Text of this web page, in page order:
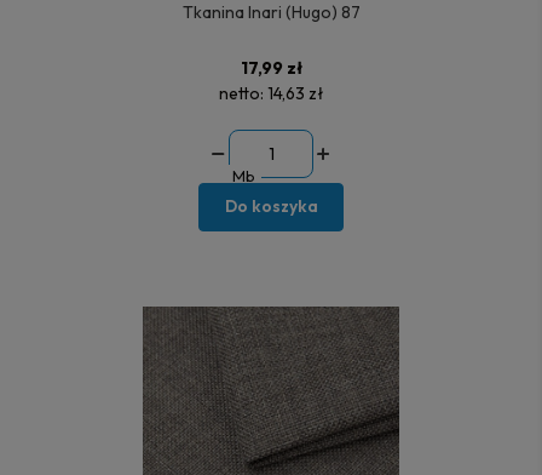
Tkanina Inari (Hugo) 87
17,99 zł
netto: 14,63 zł
Mb
Do koszyka